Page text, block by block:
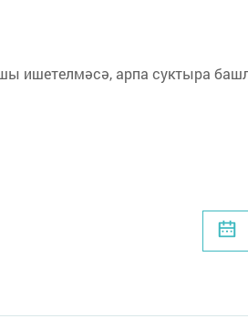
ишетелмәсә, арпа суктыра